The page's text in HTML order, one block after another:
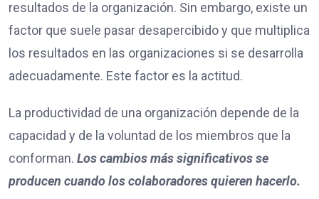
resultados de la organización. Sin embargo, existe un
factor que suele pasar desapercibido y que multiplica
los resultados en las organizaciones si se desarrolla
adecuadamente. Este factor es la actitud.
La productividad de una organización depende de la
capacidad y de la voluntad de los miembros que la
conforman. Los cambios más significativos se
producen cuando los colaboradores quieren hacerlo.